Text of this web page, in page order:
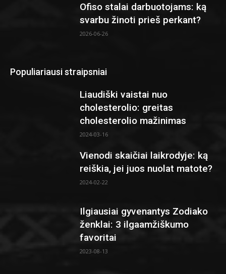
Ofiso stalai darbuotojams: ką
svarbu žinoti prieš perkant?
2026-06-26
Populiariausi straipsniai
Liaudiški vaistai nuo
cholesterolio: greitas
cholesterolio mažinimas
2024-03-16
Vienodi skaičiai laikrodyje: ką
reiškia, jei juos nuolat matote?
2024-02-22
Ilgiausiai gyvenantys Zodiako
ženklai: 3 ilgaamžiškumo
favoritai
2023-08-13